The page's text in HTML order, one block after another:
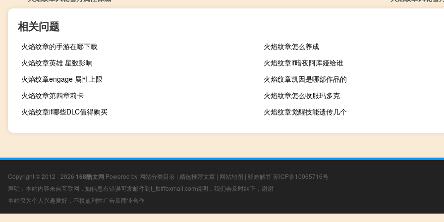
相关问题
火焰纹章的手游在哪下载
火焰纹章怎么养成
火焰纹章英雄 星数影响
火焰纹章if暗夜阿库娅给谁
火焰纹章engage 属性上限
火焰纹章凯因是哪部作品的
火焰纹章第四章莉卡
火焰纹章怎么收服玛多克
火焰纹章if哪些DLC值得购买
火焰纹章觉醒技能遗传几个
Copyright © 2012 - 2026 168酷文网 Powered by 网站分类目录 | 精选推荐文章 | 网站地图 | 疑难解答 苏ICP备10065716号
声明：本站内容来自互联网，如信息有错误可发邮件到f_fb#foxmail.com说明，我们会及时纠正，谢谢
本站仅为个人兴趣爱好，不接盈利性广告及商业合作